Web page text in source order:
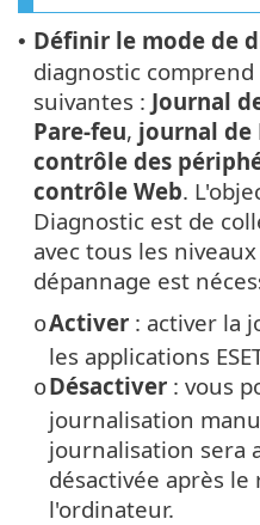
• Définir le mode de
diagnostic
suivantes : Journal
Pare-feu, journal de
contrôle des
contrôle Web.
Diagnostic est de
avec tous les
dépannage est
oActiver : activer la
les applications
oDésactiver : vous
journalisation
journalisation sera
désactivée après
l'ordinateur.